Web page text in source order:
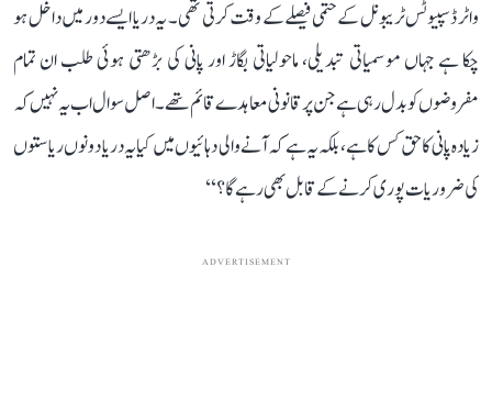
واٹر ڈسپیوٹس ٹریبونل کے حتمی فیصلے کے وقت کرتی تھی۔ یہ دریا ایسے دور میں داخل ہو
چکا ہے جہاں موسمیاتی تبدیلی، ماحولیاتی بگاڑ اور پانی کی بڑھتی ہوئی طلب ان تمام
مفروضوں کو بدل رہی ہے جن پر قانونی معاہدے قائم تھے۔ اصل سوال اب یہ نہیں کہ
زیادہ پانی کا حق کس کا ہے، بلکہ یہ ہے کہ آنے والی دہائیوں میں کیا یہ دریا دونوں ریاستوں
کی ضروریات پوری کرنے کے قابل بھی رہے گا؟‘‘
ADVERTISEMENT